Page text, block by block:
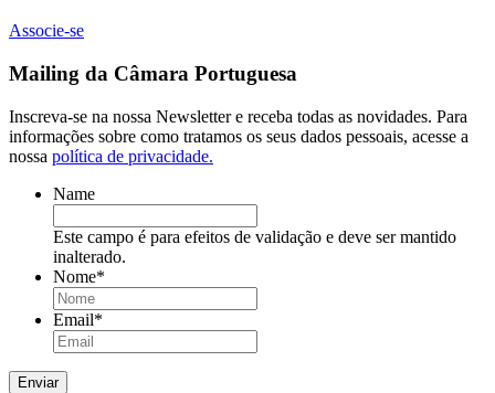
Associe-se
Mailing da Câmara Portuguesa
Inscreva-se na nossa Newsletter e receba todas as novidades. Para
informações sobre como tratamos os seus dados pessoais, acesse a
nossa política de privacidade.
Name
Este campo é para efeitos de validação e deve ser mantido
inalterado.
Nome*
Email*